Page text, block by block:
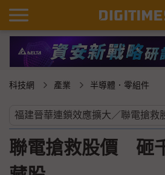
科技網 產業 半導體．零組件
聯電搶救股價 砸